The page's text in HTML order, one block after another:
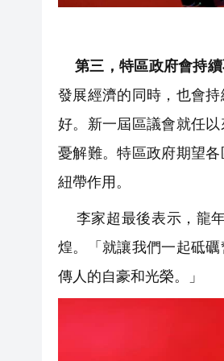
第三，特區政府會持續
發展經濟的同時，也會
好。新一屆區議會就任
憂解難。特區政府期望
紐帶作用。
李家超最後表示，龍
煌。「就讓我們一起砥
傳人的自豪和光榮。」